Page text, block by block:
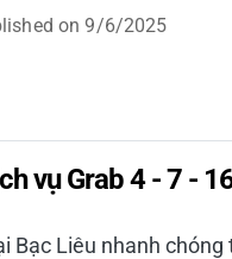
on 9/6/2025
vụ Grab 4 - 7 -
Bạc Liêu nhanh